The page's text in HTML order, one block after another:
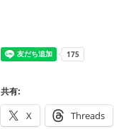
共有:
X Threads